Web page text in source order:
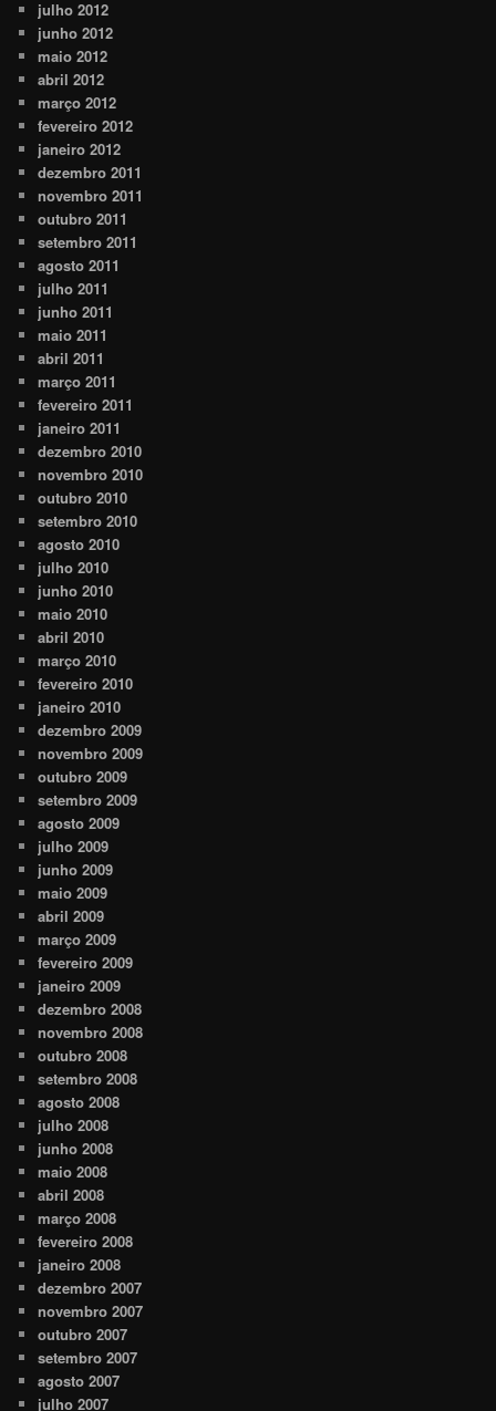
julho 2012
junho 2012
maio 2012
abril 2012
março 2012
fevereiro 2012
janeiro 2012
dezembro 2011
novembro 2011
outubro 2011
setembro 2011
agosto 2011
julho 2011
junho 2011
maio 2011
abril 2011
março 2011
fevereiro 2011
janeiro 2011
dezembro 2010
novembro 2010
outubro 2010
setembro 2010
agosto 2010
julho 2010
junho 2010
maio 2010
abril 2010
março 2010
fevereiro 2010
janeiro 2010
dezembro 2009
novembro 2009
outubro 2009
setembro 2009
agosto 2009
julho 2009
junho 2009
maio 2009
abril 2009
março 2009
fevereiro 2009
janeiro 2009
dezembro 2008
novembro 2008
outubro 2008
setembro 2008
agosto 2008
julho 2008
junho 2008
maio 2008
abril 2008
março 2008
fevereiro 2008
janeiro 2008
dezembro 2007
novembro 2007
outubro 2007
setembro 2007
agosto 2007
julho 2007